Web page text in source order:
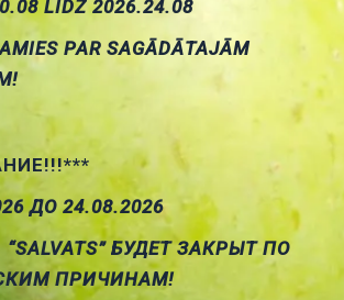
Artikuls:CC-117
Noliktavas stāvoklis:
LĪDZ 2026.24.08
PAR SAGĀDĀTAJĀM
ДО 24.08.2026
БУДЕТ ЗАКРЫТ ПО
ПРИЧИНАМ!